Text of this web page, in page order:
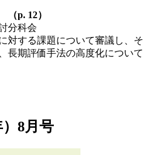
p. 12）
分科会
対する課題について審議し、そ
長期評価手法の高度化について
）8月号